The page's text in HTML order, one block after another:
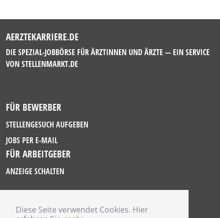
Diese Seite verwendet Cookies. Hier
AERZTEKARRIERE.DE
DIE SPEZIAL-JOBBÖRSE FÜR ÄRZTINNEN UND ÄRZTE — EIN SERVICE
VON STELLENMARKT.DE
FÜR BEWERBER
STELLENGESUCH AUFGEBEN
JOBS PER E-MAIL
FÜR ARBEITGEBER
ANZEIGE SCHALTEN
IMPRESSUM